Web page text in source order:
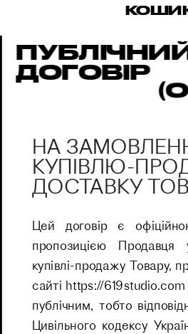
ДОГОВІР
НА
КУПІВЛЮ-
ДОСТАВКУ
Цей договір є
пропозицією Продавця
купівлі-продажу Товару,
сайті https://619studio.com
публічним, тобто
Цивільного кодексу